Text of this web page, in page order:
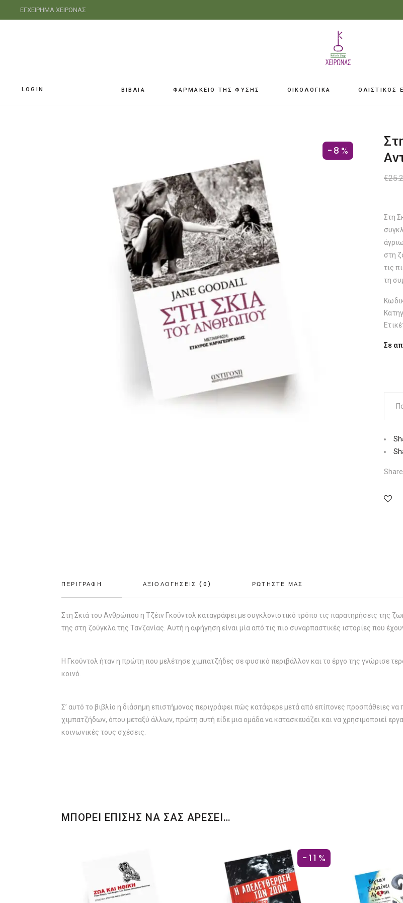
ΕΓΧΕΙΡΗΜΑ ΧΕΙΡΩΝΑΣ
LOGIN ΒΙΒΛΙΑ ΦΑΡΜΑΚΕΙΟ ΤΗΣ ΦΥΣΗΣ ΟΙΚΟΛΟΓΙΚΑ ΟΛΙΣΤΙΚΟΣ
-8%
€
Στη
στη
τις
τη
Σε
|
ΠΕΡΙΓΡΑΦΗ ΑΞΙΟΛΟΓΗΣΕΙΣ (0) ΡΩΤΗΣΤΕ ΜΑΣ
Στη Σκιά του Ανθρώπου η Τζέιν Γκούντολ καταγράφει με συγκλονιστικό τρόπο τις παρατηρήσεις της
της στη ζούγκλα της Τανζανίας. Αυτή η αφήγηση είναι μία από τις πιο συναρπαστικές ιστορίες που
Η Γκούντολ ήταν η πρώτη που μελέτησε χιμπατζήδες σε φυσικό περιβάλλον και το έργο της γνώρισε
κοινό.
Σ’ αυτό το βιβλίο η διάσημη επιστήμονας περιγράφει πώς κατάφερε μετά από επίπονες προσπάθειες
χιμπατζήδων, όπου μεταξύ άλλων, πρώτη αυτή είδε μια ομάδα να κατασκευάζει και να χρησιμοποιεί
κοινωνικές τους σχέσεις.
ΜΠΟΡΕΙ ΕΠΙΣΗΣ ΝΑ ΣΑΣ ΑΡΕΣΕΙ…
-11%